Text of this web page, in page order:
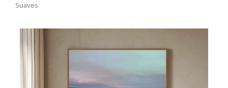
Suaves